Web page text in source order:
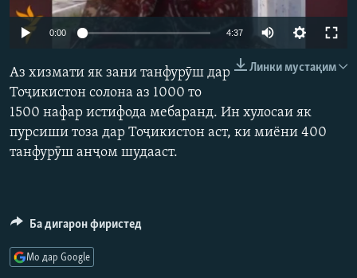
ГУЗОРИШҲОИ РАДИОӢ
Русский
ПАЙГИРӢ КУНЕД
0:00 4:37
Линки мустақим
Аз хизмати як зани танфурӯш дар
Тоҷикистон солона аз 1000 то
1500 нафар истифода мебаранд. Ин хулосаи як
пурсиши тоза дар Тоҷикистон аст, ки миёни 400
танфурӯш анҷом шудааст.
Ба дигарон фиристед
Мо дар Google